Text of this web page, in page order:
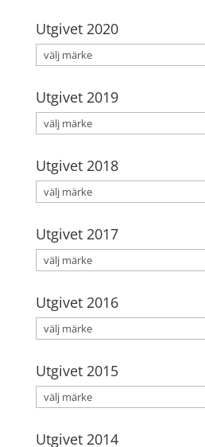
Utgivet 2020
Utgivet 2019
Utgivet 2018
Utgivet 2017
Utgivet 2016
Utgivet 2015
Utgivet 2014